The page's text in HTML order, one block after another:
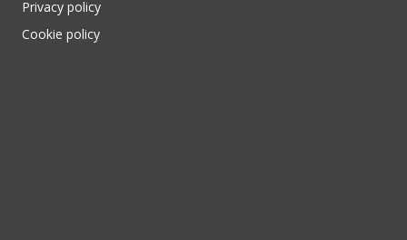
Privacy policy
Cookie policy